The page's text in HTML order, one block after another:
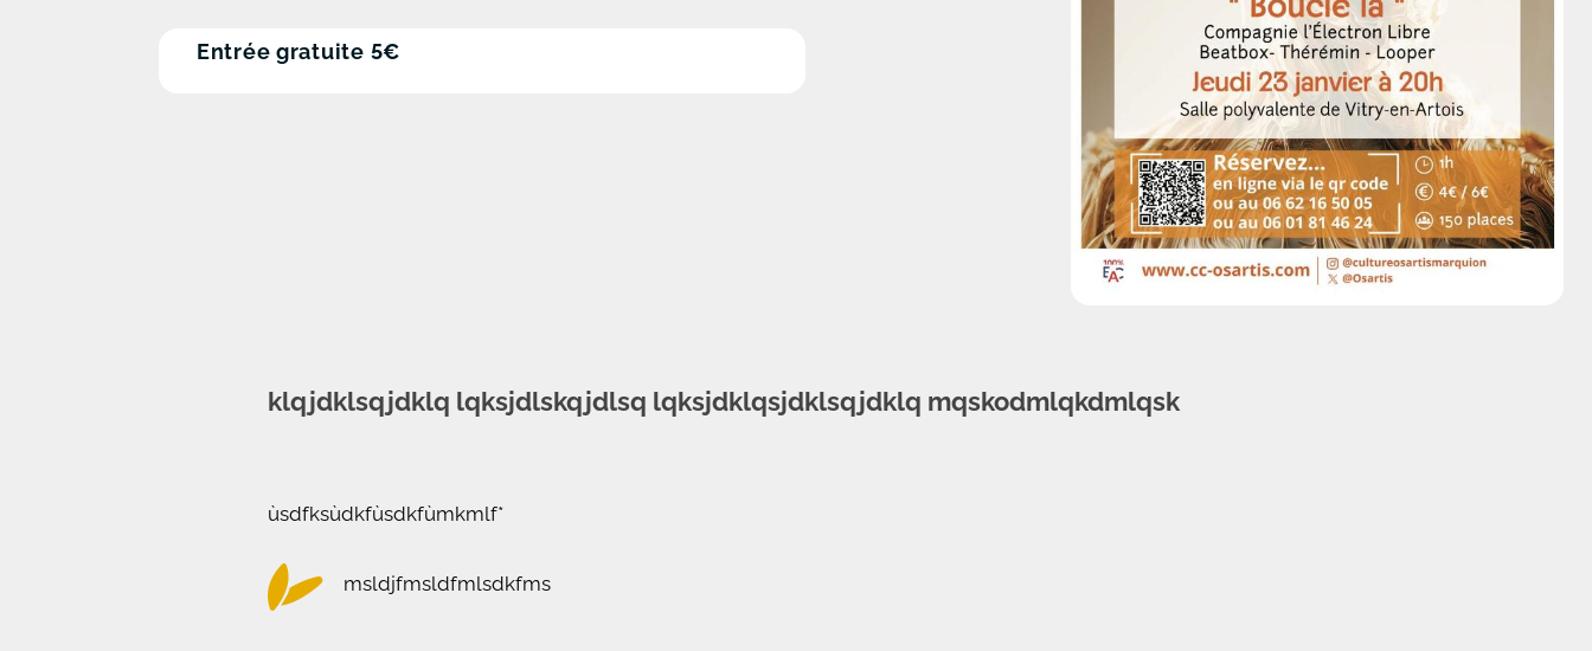
Entrée gratuite 5€
klqjdklsqjdklq lqksjdlskqjdlsq lqksjdklqsjdklsqjdklq mqskodmlqkdmlqsk
ùsdfksùdkfùsdkfùmkmlf*
msldjfmsldfmlsdkfms